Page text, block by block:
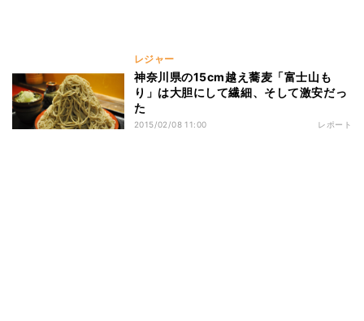
レジャー
神奈川県の15cm越え蕎麦「富士山も
り」は大胆にして繊細、そして激安だっ
た
2015/02/08 11:00 レポート